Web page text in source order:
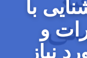
با
و
نیاز